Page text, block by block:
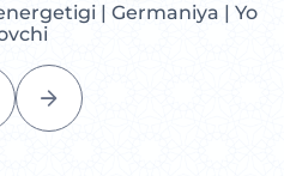
yagona o'zbek
qizi